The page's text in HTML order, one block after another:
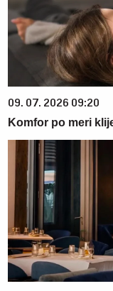
09. 07. 2026 09:20
Komfor po meri